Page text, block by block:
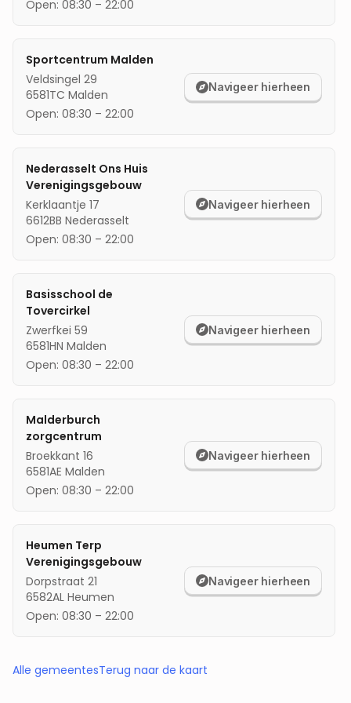
Open: 08:30 – 22:00
Sportcentrum Malden
Veldsingel 29
6581TC Malden
Open: 08:30 – 22:00
Navigeer hierheen
Nederasselt Ons Huis
Verenigingsgebouw
Kerklaantje 17
6612BB Nederasselt
Open: 08:30 – 22:00
Navigeer hierheen
Basisschool de
Tovercirkel
Zwerfkei 59
6581HN Malden
Open: 08:30 – 22:00
Navigeer hierheen
Malderburch
zorgcentrum
Broekkant 16
6581AE Malden
Open: 08:30 – 22:00
Navigeer hierheen
Heumen Terp
Verenigingsgebouw
Dorpstraat 21
6582AL Heumen
Open: 08:30 – 22:00
Navigeer hierheen
Alle gemeentesTerug naar de kaart